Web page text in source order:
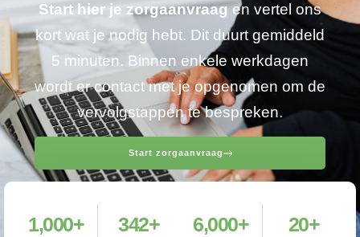
Start hier je zorgaanvraagen vertel ons
kort wat je nodig hebt. Dit duurt gemiddeld
5 minuten. Binnen enkele werkdagen
wordt er contact met je opgenomen om de
vervolgstappen te bespreken.
Start zorgaanvraag
1,000+ 342+ 6,000+ 20+